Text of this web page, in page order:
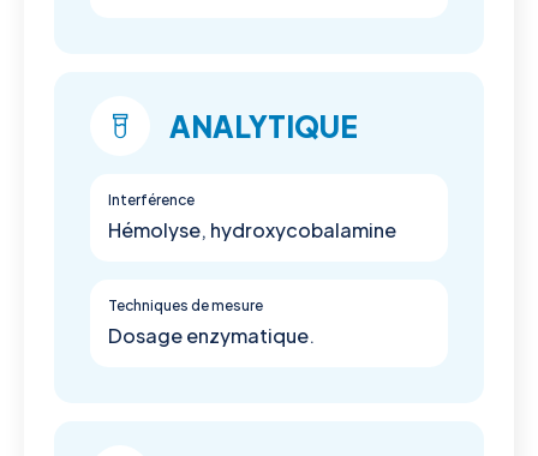
ANALYTIQUE
Interférence
Hémolyse, hydroxycobalamine
Techniques de mesure
Dosage enzymatique.